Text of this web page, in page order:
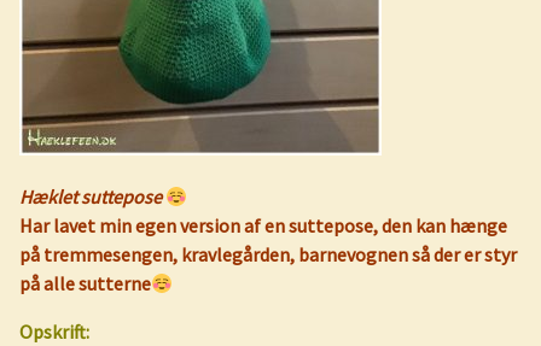
Hæklet suttepose
Har lavet min egen version af en suttepose, den kan hænge
på tremmesengen, kravlegården, barnevognen så der er styr
på alle sutterne
Opskrift: